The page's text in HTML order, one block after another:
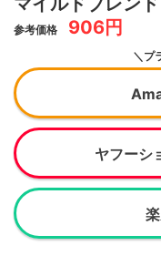
参考価格 906円
＼プ
ヤフーシ